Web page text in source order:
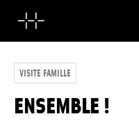
VISITE FAMILLE
ENSEMBLE !